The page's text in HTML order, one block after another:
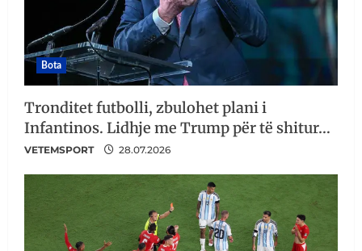
Bota
Tronditet futbolli, zbulohet plani i
Infantinos. Lidhje me Trump për të shitur…
VETEMSPORT 28.07.2026